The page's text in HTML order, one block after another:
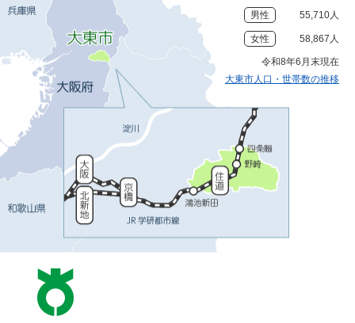
男性 55,710人
女性 58,867人
令和8年6月末現在
大東市人口・世帯数の推移